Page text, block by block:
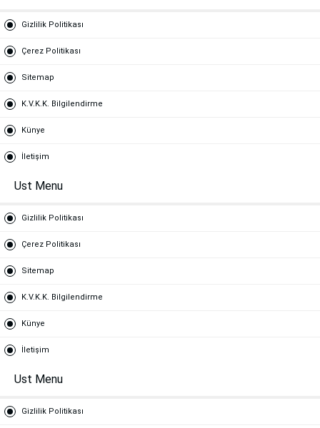
Gizlilik Politikası
Çerez Politikası
Sitemap
K.V.K.K. Bilgilendirme
Künye
İletişim
Ust Menu
Gizlilik Politikası
Çerez Politikası
Sitemap
K.V.K.K. Bilgilendirme
Künye
İletişim
Ust Menu
Gizlilik Politikası